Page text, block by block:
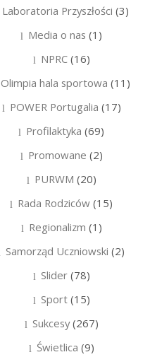
Laboratoria Przyszłości (3)
Media o nas (1)
NPRC(16)
Olimpia hala sportowa (11)
POWER Portugalia (17)
Profilaktyka (69)
Promowane (2)
PURWM (20)
Rada Rodziców (15)
Regionalizm (1)
Samorząd Uczniowski (2)
Slider(78)
Sport(15)
Sukcesy(267)
Świetlica (9)